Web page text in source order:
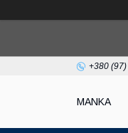
+380
МАNKА